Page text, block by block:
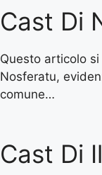
Cast Di
Questo articolo
Nosferatu,
comune…
Cast Di